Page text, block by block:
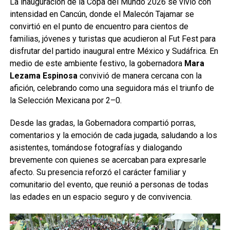
intensidad en Cancún, donde el Malecón Tajamar se
convirtió en el punto de encuentro para cientos de
familias, jóvenes y turistas que acudieron al Fut Fest para
disfrutar del partido inaugural entre México y Sudáfrica. En
medio de este ambiente festivo, la gobernadora Mara
Lezama Espinosa convivió de manera cercana con la
afición, celebrando como una seguidora más el triunfo de
la Selección Mexicana por 2–0.
Desde las gradas, la Gobernadora compartió porras,
comentarios y la emoción de cada jugada, saludando a los
asistentes, tomándose fotografías y dialogando
brevemente con quienes se acercaban para expresarle
afecto. Su presencia reforzó el carácter familiar y
comunitario del evento, que reunió a personas de todas
las edades en un espacio seguro y de convivencia.